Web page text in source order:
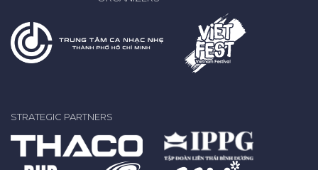
STRATEGIC PARTNERS